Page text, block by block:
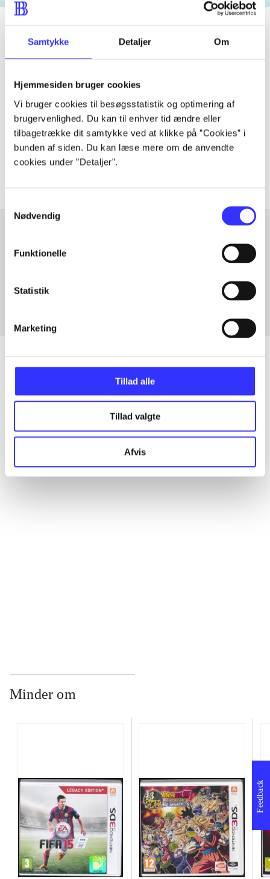
Samtykke Detaljer Om
Hjemmesiden bruger cookies
Vi bruger cookies til besøgsstatistik og optimering af
brugervenlighed. Du kan til enhver tid ændre eller
tilbagetrække dit samtykke ved at klikke på ”Cookies” i
bunden af siden. Du kan læse mere om de anvendte
cookies under ”Detaljer”.
Nødvendig
Funktionelle
Statistik
Marketing
Tillad alle
Tillad valgte
Afvis
Artiklen er en del af
lorem ipsum dolor sit amet ...
Tidsskrift
Artiklerne i handler ofte om
Artikler med samme emner
Artikler
Alle registrerede artikler fordelt på udgivelser
Minder om
Feedback